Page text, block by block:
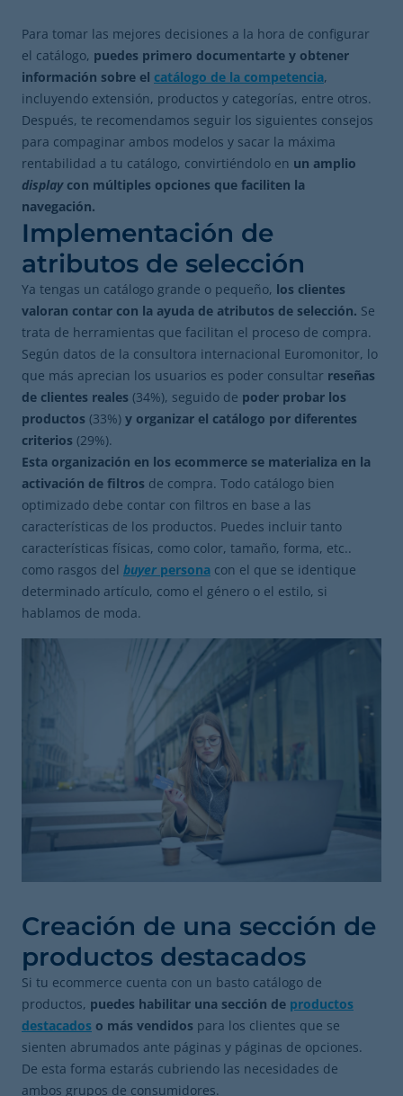
Para tomar las mejores decisiones a la hora de configurar
el catálogo, puedes primero documentarte y obtener
información sobre el catálogo de la competencia,
incluyendo extensión, productos y categorías, entre otros.
Después, te recomendamos seguir los siguientes consejos
para compaginar ambos modelos y sacar la máxima
rentabilidad a tu catálogo, convirtiéndolo en un amplio
displaycon múltiples opciones que faciliten la
navegación.
Implementación de
atributos de selección
Ya tengas un catálogo grande o pequeño, los clientes
valoran contar con la ayuda de atributos de selección. Se
trata de herramientas que facilitan el proceso de compra.
Según datos de la consultora internacional Euromonitor, lo
que más aprecian los usuarios es poder consultar reseñas
de clientes reales (34%), seguido de poder probar los
productos (33%) y organizar el catálogo por diferentes
criterios (29%).
Esta organización en los ecommerce se materializa en la
activación de filtros de compra. Todo catálogo bien
optimizado debe contar con filtros en base a las
características de los productos. Puedes incluir tanto
características físicas, como color, tamaño, forma, etc..
como rasgos del buyer persona con el que se identique
determinado artículo, como el género o el estilo, si
hablamos de moda.
Creación de una sección de
productos destacados
Si tu ecommerce cuenta con un basto catálogo de
productos, puedes habilitar una sección de productos
destacados o más vendidos para los clientes que se
sienten abrumados ante páginas y páginas de opciones.
De esta forma estarás cubriendo las necesidades de
ambos grupos de consumidores.